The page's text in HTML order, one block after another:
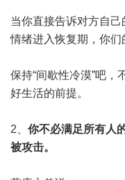
当你直接告诉对方自
情绪进入恢复期，你们
保持“间歇性冷漠”吧
好生活的前提。
2、 你不必满足所有人
被攻击。